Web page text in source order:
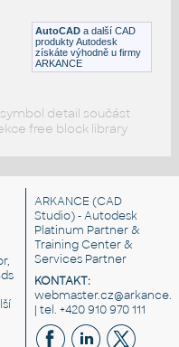
AutoCAD a další CAD
produkty Autodesk
získáte výhodně u firmy
ARKANCE
detail součást
free block library
ARKANCE (CAD
Studio) - Autodesk
Platinum Partner &
Training Center &
Services Partner
KONTAKT:
| tel. +420 910 970 111